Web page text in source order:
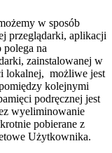
w sposób
przeglądarki, aplikacji
na
zainstalowanej w
lokalnej, możliwe jest
kolejnymi
podręcznej jest
wyeliminowanie
pobierane z
Użytkownika.